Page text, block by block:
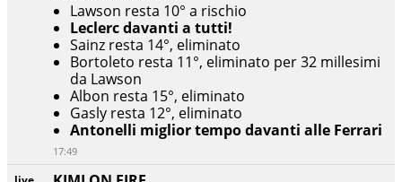
Lawson resta 10° a rischio
Leclerc davanti a tutti!
Sainz resta 14°, eliminato
Bortoleto resta 11°, eliminato per 32 millesimi
da Lawson
Albon resta 15°, eliminato
Gasly resta 12°, eliminato
Antonelli miglior tempo davanti alle Ferrari
17:49